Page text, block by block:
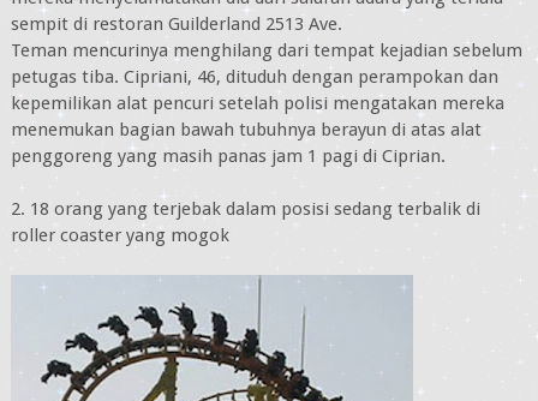
sempit di restoran Guilderland 2513 Ave.
Teman mencurinya menghilang dari tempat kejadian sebelum
petugas tiba. Cipriani, 46, dituduh dengan perampokan dan
kepemilikan alat pencuri setelah polisi mengatakan mereka
menemukan bagian bawah tubuhnya berayun di atas alat
penggoreng yang masih panas jam 1 pagi di Ciprian.
2. 18 orang yang terjebak dalam posisi sedang terbalik di
roller coaster yang mogok